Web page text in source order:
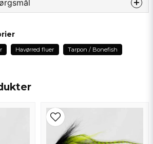
om dette produkt...
Havørred fluer Tarpon / Bonefish